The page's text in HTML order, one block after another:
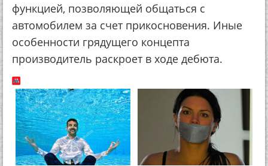
функцией, позволяющей общаться с
автомобилем за счет прикосновения. Иные
особенности грядущего концепта
производитель раскроет в ходе дебюта.